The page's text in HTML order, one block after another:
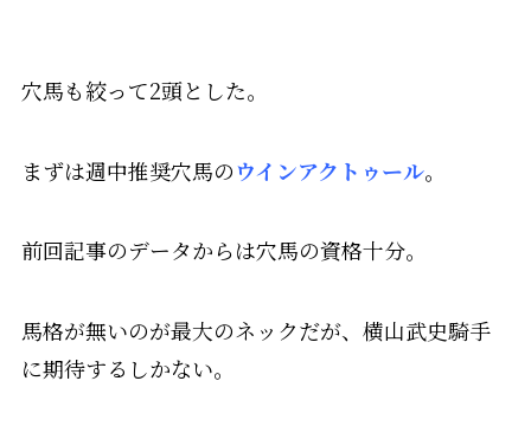
穴馬も絞って2頭とした。
まずは週中推奨穴馬のウインアクトゥール。
前回記事のデータからは穴馬の資格十分。
馬格が無いのが最大のネックだが、横山武史騎手
に期待するしかない。